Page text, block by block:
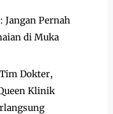
Jangan Pernah
di Muka
Dokter,
Klinik